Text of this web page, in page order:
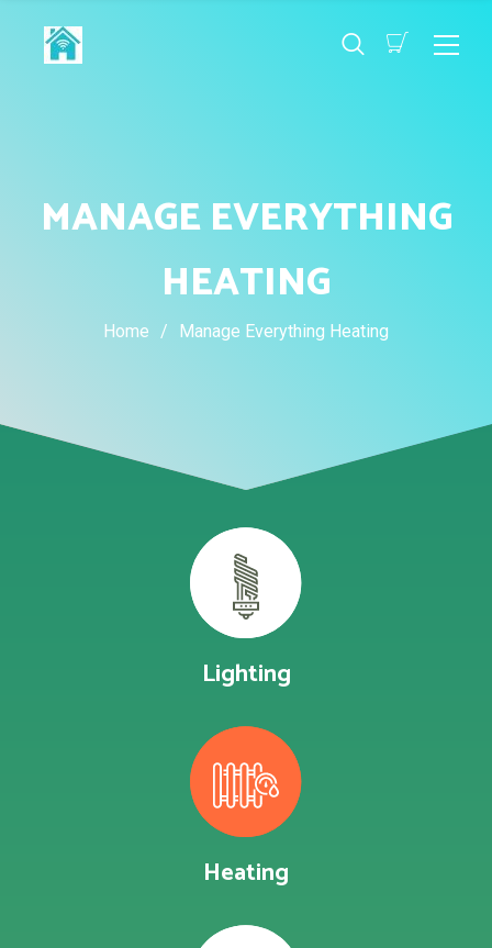
MANAGE EVERYTHING
HEATING
Home / Manage Everything Heating
Lighting
Heating